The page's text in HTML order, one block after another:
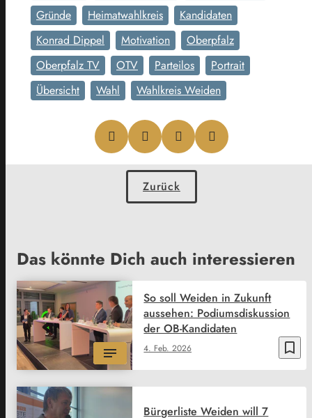
Gründe
Heimatwahlkreis
Kandidaten
Konrad Dippel
Motivation
Oberpfalz
Oberpfalz TV
OTV Parteilos
Portrait
Übersicht
Wahl Wahlkreis Weiden
Zurück
Das könnte Dich auch interessieren
bookmark_border
4. Feb. 2026
So soll Weiden in Zukunft
aussehen: Podiumsdiskussion
der OB-Kandidaten
Bürgerliste Weiden will 7